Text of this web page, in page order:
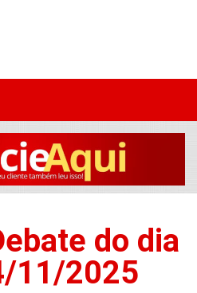
do dia
11/2025